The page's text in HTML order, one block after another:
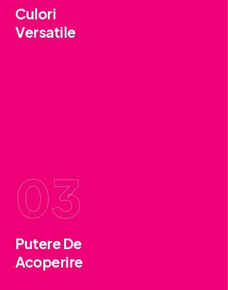
Culori
Versatile
03
Putere De
Acoperire